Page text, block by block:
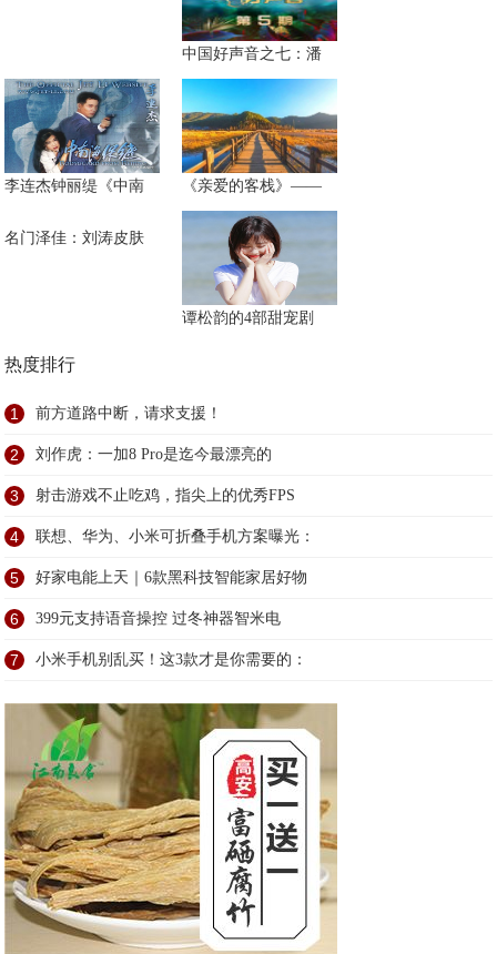
中国好声音之七：潘
李连杰钟丽缇《中南 《亲爱的客栈》——
名门泽佳：刘涛皮肤
谭松韵的4部甜宠剧
热度排行
1 前方道路中断，请求支援！
2 刘作虎：一加8 Pro是迄今最漂亮的
3 射击游戏不止吃鸡，指尖上的优秀FPS
4 联想、华为、小米可折叠手机方案曝光：
5 好家电能上天｜6款黑科技智能家居好物
6 399元支持语音操控 过冬神器智米电
7 小米手机别乱买！这3款才是你需要的：